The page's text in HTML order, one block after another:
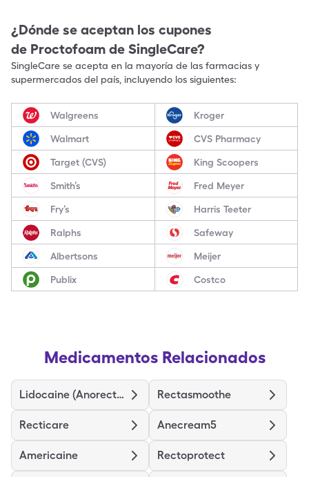
¿Dónde se aceptan los cupones
de Proctofoam de SingleCare?
SingleCare se acepta en la mayoría de las farmacias y
supermercados del país, incluyendo los siguientes:
Walgreens Kroger
Walmart CVS Pharmacy
Target (CVS) King Scoopers
Smith’s Fred Meyer
Fry’s Harris Teeter
Ralphs Safeway
Albertsons Meijer
Publix Costco
Medicamentos Relacionados
Lidocaine (Anorectal) Rectasmoothe
Recticare Anecream5
Americaine Rectoprotect